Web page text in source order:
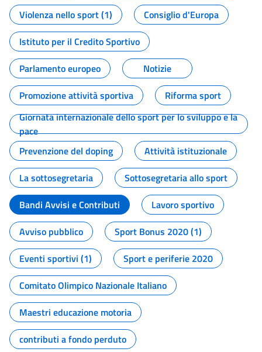
Violenza nello sport (1)
Consiglio d'Europa
Istituto per il Credito Sportivo
Parlamento europeo
Notizie
Promozione attività sportiva
Riforma sport
Giornata internazionale dello sport per lo sviluppo e la
pace
Prevenzione del doping
Attività istituzionale
La sottosegretaria
Sottosegretaria allo sport
Bandi Avvisi e Contributi
Lavoro sportivo
Avviso pubblico
Sport Bonus 2020 (1)
Eventi sportivi (1)
Sport e periferie 2020
Comitato Olimpico Nazionale Italiano
Maestri educazione motoria
contributi a fondo perduto